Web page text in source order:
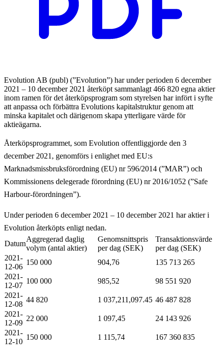
Evolution AB (publ) (”Evolution”) har under perioden 6 december
2021 – 10 december 2021 återköpt sammanlagt 466 820 egna aktier
inom ramen för det återköpsprogram som styrelsen har infört i syfte
att anpassa och förbättra Evolutions kapitalstruktur genom att
minska kapitalet och därigenom skapa ytterligare värde för
aktieägarna.
Återköpsprogrammet, som Evolution offentliggjorde den 3
december 2021, genomförs i enlighet med EU:s
Marknadsmissbruksförordning (EU) nr 596/2014 (”MAR”) och
Kommissionens delegerade förordning (EU) nr 2016/1052 (”Safe
Harbour-förordningen”).
Under perioden 6 december 2021 – 10 december 2021 har aktier i
Evolution återköpts enligt nedan.
Datum
Aggregerad daglig
volym (antal aktier)
Genomsnittspris
per dag (SEK)
Transaktionsvärde
per dag (SEK)
2021-
12-06
150 000 904,76
135 713 265
2021-
12-07
100 000 985,52
98 551 920
2021-
12-08
44 820 1 037,211,097.45 46 487 828
2021-
12-09
22 000 1 097,45
24 143 926
2021-
12-10
150 000 1 115,74 167 360 835